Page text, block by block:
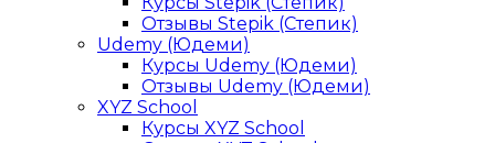
Отзывы Stepik (Степик)
Udemy (Юдеми)
Курсы Udemy (Юдеми)
Отзывы Udemy (Юдеми)
XYZ School
Курсы XYZ School